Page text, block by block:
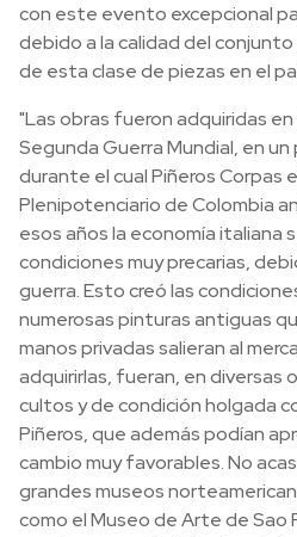
con este evento excepcional
debido a la calidad del
de esta clase de piezas en el
"Las obras fueron adquiridas
Segunda Guerra Mundial, en
durante el cual Piñeros Corpas
Plenipotenciario de Colombia
esos años la economía italiana
condiciones muy precarias,
guerra. Esto creó las
numerosas pinturas antiguas
manos privadas salieran al
adquirirlas, fueran, en diversas
cultos y de condición holgada
Piñeros, que además podían
cambio muy favorables. No
grandes museos
como el Museo de Arte de Sao